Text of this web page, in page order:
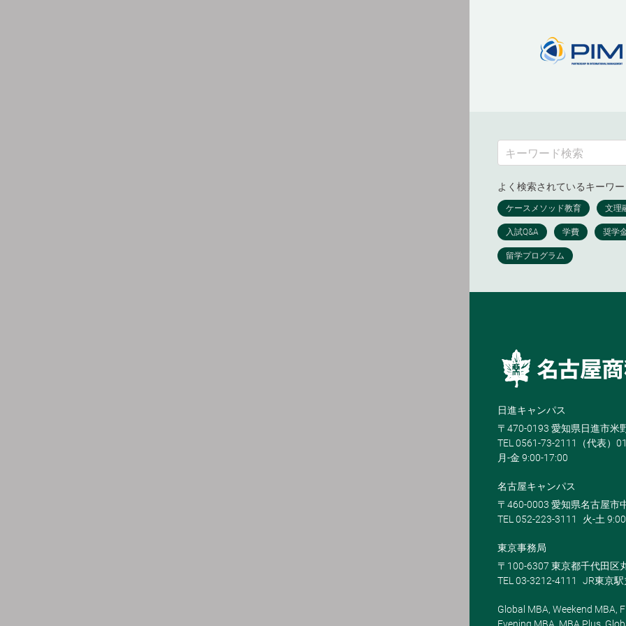
よく検索されているキーワ
日進キャンパス
〒470-0193 愛知県日進市米
TEL 0561-73-2111（代表）
月-金 9:00-17:00
名古屋キャンパス
〒460-0003 愛知県名古屋市
TEL 052-223-3111
火-土
東京事務局
〒100-6307 東京都千代田区
TEL 03-3212-4111
JR東京
Global MBA, Weekend MBA,
Evening MBA, MBA Plus,